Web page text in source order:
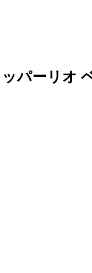
パーリオ